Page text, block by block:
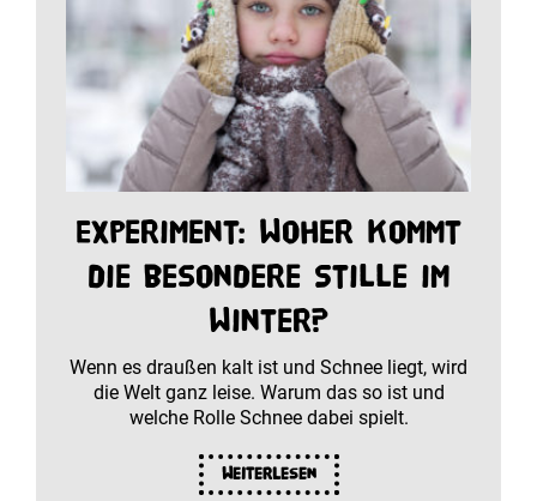
Experiment: Woher kommt
die besondere Stille im
Winter?
Wenn es draußen kalt ist und Schnee liegt, wird
die Welt ganz leise. Warum das so ist und
welche Rolle Schnee dabei spielt.
Weiterlesen